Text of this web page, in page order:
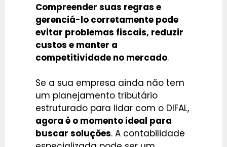
Compreender suas regras e
gerenciá-lo corretamente pode
evitar problemas fiscais, reduzir
custos e manter a
competitividade no mercado.
Se a sua empresa ainda não tem
um planejamento tributário
estruturado para lidar com o DIFAL,
agora é o momento ideal para
buscar soluções. A contabilidade